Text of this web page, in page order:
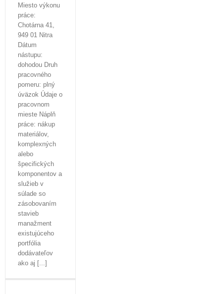
Miesto výkonu
práce:
Chotárna 41,
949 01 Nitra
Dátum
nástupu:
dohodou Druh
pracovného
pomeru: plný
úväzok Údaje o
pracovnom
mieste Náplň
práce: nákup
materiálov,
komplexných
alebo
špecifických
komponentov a
služieb v
súlade so
zásobovaním
stavieb
manažment
existujúceho
portfólia
dodávateľov
ako aj [...]